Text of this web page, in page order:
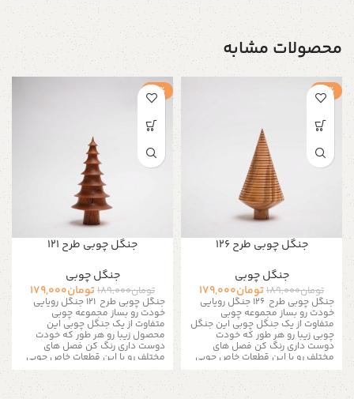
محصولات مشابه
-5%
جنگل چوبی طرح 126
جنگل چوبی
تومان189,000تومان179,000
جنگل چوبی طرح 126 جنگل رویایی
خودت رو بساز مجموعه چوبی
متفاوت از یک جنگل چوبی این جنگل
چوبی زیبا رو هر طور که خودت
دوست داری رنگ کن فصل های
مختلف رو با این قطعات خاص چوبی
به تصویر بکشید کافیه یه قلمو
برداری و با چند رنگ ساده هر رنگی
که دلت میخواد به این جنگل رویایی
-5%
جنگل چوبی طرح 121
جنگل چوبی
تومان189,000تومان179,000
جنگل چوبی طرح 121 جنگل رویایی
خودت رو بساز مجموعه چوبی
متفاوت از یک جنگل چوبی این
محصول زیبا رو هر طور که خودت
دوست داری رنگ کن فصل های
مختلف رو با این قطعات خاص چوبی
به تصویر بکشید کافیه یه قلمو
برداری و با چند رنگ ساده هر رنگی
که دلت میخواد به این جنگل رویایی